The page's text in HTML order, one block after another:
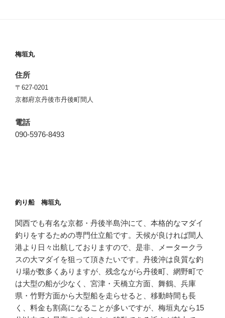
梅垣丸
住所
〒627-0201
京都府京丹後市丹後町間人
電話
090-5976-8493
釣り船 梅垣丸
関西でも有名な京都・丹後半島沖にて、本格的なマダイ
釣りをするための専門仕立船です。天候が良ければ間人
港より日々出航しておりますので、是非、メータークラ
スの大マダイを狙って頂きたいです。丹後沖は良質な釣
り場が数多くありますが、残念ながら丹後町、網野町で
は大型の船が少なく、宮津・天橋立方面、舞鶴、兵庫
県・竹野方面から大型船を走らせると、移動時間も長
く、料金も割高になることが多いですが、梅垣丸なら15